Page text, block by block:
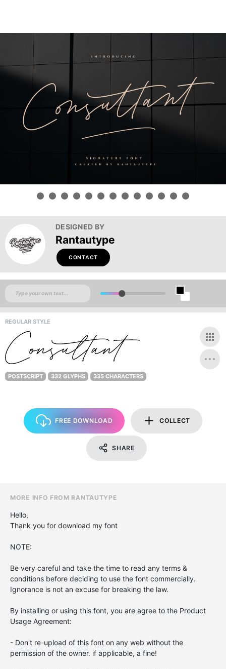
DESIGNED BY
Rantautype
CONTACT
REGULAR STYLE
POSTSCRIPT 332 GLYPHS 335 CHARACTERS
FREE DOWNLOAD COLLECT
SHARE
MORE INFO FROM RANTAUTYPE
Hello,
Thank you for download my font
NOTE:
Be very careful and take the time to read any terms &
conditions before deciding to use the font commercially.
Ignorance is not an excuse for breaking the law.
By installing or using this font, you are agree to the Product
Usage Agreement:
- Don't re-upload of this font on any web without the
permission of the owner. if applicable, a fine!